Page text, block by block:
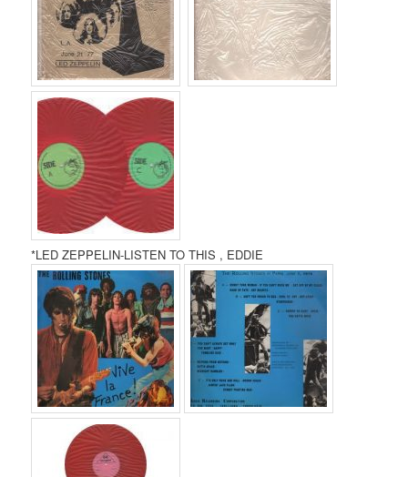
*LED ZEPPELIN-LISTEN TO THIS , EDDIE